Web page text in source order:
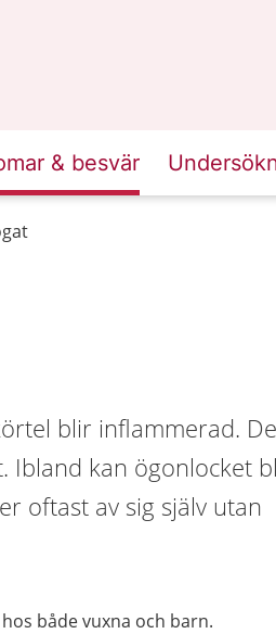
& besvär
blir inflammerad.
Ibland kan ögonlocket
oftast av sig själv utan
både vuxna och barn.